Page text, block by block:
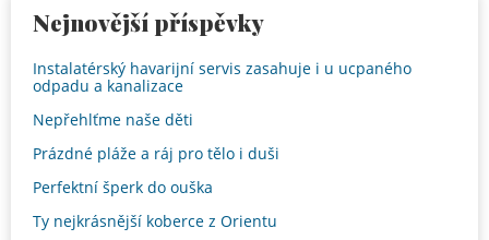
Nejnovější příspěvky
Instalatérský havarijní servis zasahuje i u ucpaného
odpadu a kanalizace
Nepřehlťme naše děti
Prázdné pláže a ráj pro tělo i duši
Perfektní šperk do ouška
Ty nejkrásnější koberce z Orientu